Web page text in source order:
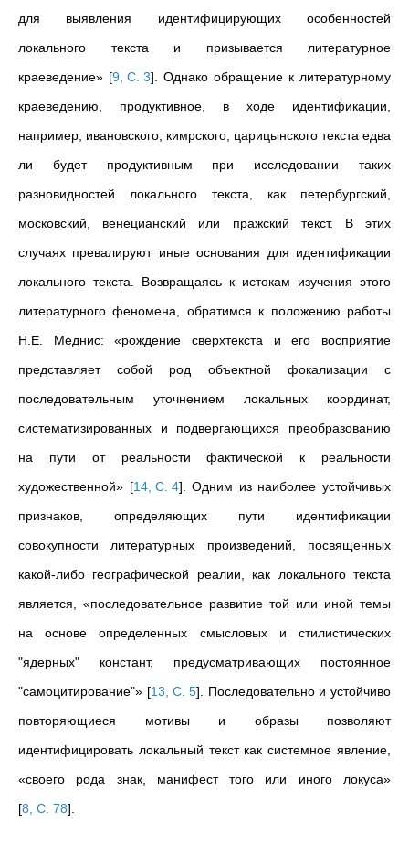
для выявления идентифицирующих особенностей
локального текста и призывается литературное
краеведение» [9, С. 3] . Однако обращение к литературному
краеведению, продуктивное, в ходе идентификации,
например, ивановского, кимрского, царицынского текста едва
ли будет продуктивным при исследовании таких
разновидностей локального текста, как петербургский,
московский, венецианский или пражский текст. В этих
случаях превалируют иные основания для идентификации
локального текста. Возвращаясь к истокам изучения этого
литературного феномена, обратимся к положению работы
Н.Е. Меднис: «рождение сверхтекста и его восприятие
представляет собой род объектной фокализации с
последовательным уточнением локальных координат,
систематизированных и подвергающихся преобразованию
на пути от реальности фактической к реальности
художественной» [14, С. 4] . Одним из наиболее устойчивых
признаков, определяющих пути идентификации
совокупности литературных произведений, посвященных
какой-либо географической реалии, как локального текста
является, «последовательное развитие той или иной темы
на основе определенных смысловых и стилистических
"ядерных" констант, предусматривающих постоянное
"самоцитирование"» [13, С. 5] . Последовательно и устойчиво
повторяющиеся мотивы и образы позволяют
идентифицировать локальный текст как системное явление,
«своего рода знак, манифест того или иного локуса»
[8, С. 78]